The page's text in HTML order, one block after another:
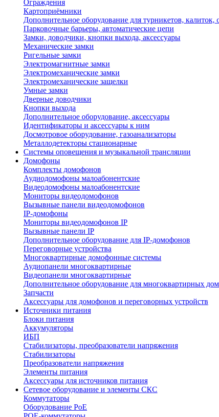
Ограждения
Картоприёмники
Дополнительное оборудование для турникетов, калиток,
Парковочные барьеры, автоматические цепи
Замки, доводчики, кнопки выхода, аксессуары
Механические замки
Ригельные замки
Электромагнитные замки
Электромеханические замки
Электромеханические защелки
Умные замки
Дверные доводчики
Кнопки выхода
Дополнительное оборудование, аксессуары
Идентификаторы и аксессуары к ним
Досмотровое оборудование, газоанализаторы
Металлодетекторы стационарные
Системы оповещения и музыкальной трансляции
Домофоны
Комплекты домофонов
Аудиодомофоны малоабонентские
Видеодомофоны малоабонентские
Мониторы видеодомофонов
Вызывные панели видеодомофонов
IP-домофоны
Мониторы видеодомофонов IP
Вызывные панели IP
Дополнительное оборудование для IP-домофонов
Переговорные устройства
Многоквартирные домофонные системы
Аудиопанели многоквартирные
Видеопанели многоквартирные
Дополнительное оборудование для многоквартирных
Запчасти
Аксессуары для домофонов и переговорных устройств
Источники питания
Блоки питания
Аккумуляторы
ИБП
Стабилизаторы, преобразователи напряжения
Стабилизаторы
Преобразователи напряжения
Элементы питания
Аксессуары для источников питания
Сетевое оборудование и элементы СКС
Коммутаторы
Оборудование PoE